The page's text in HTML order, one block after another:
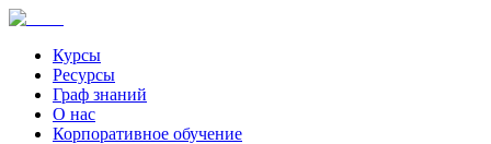
Курсы
Ресурсы
Граф знаний
О нас
Корпоративное обучение